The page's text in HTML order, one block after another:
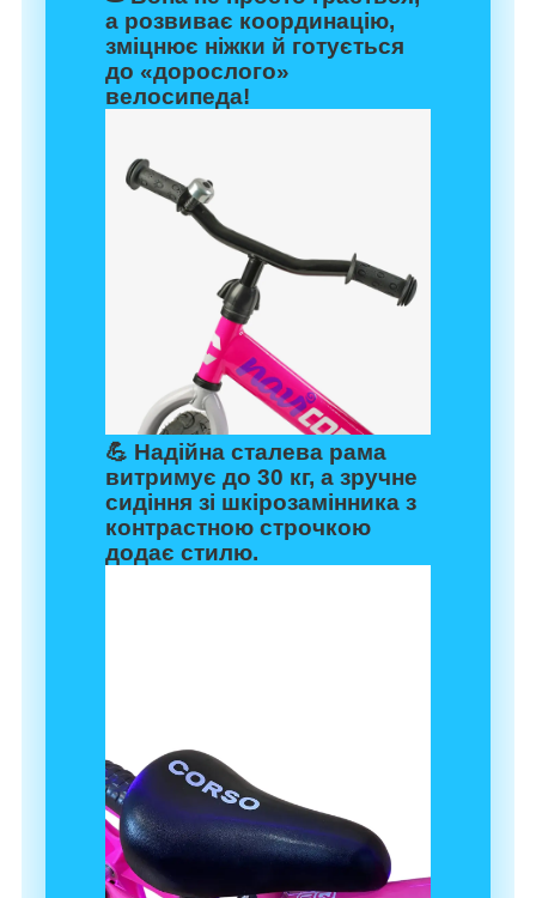
а розвиває координацію,
зміцнює ніжки й готується
до «дорослого»
велосипеда!
💪 Надійна сталева рама
витримує до 30 кг, а зручне
сидіння зі шкірозамінника з
контрастною строчкою
додає стилю.